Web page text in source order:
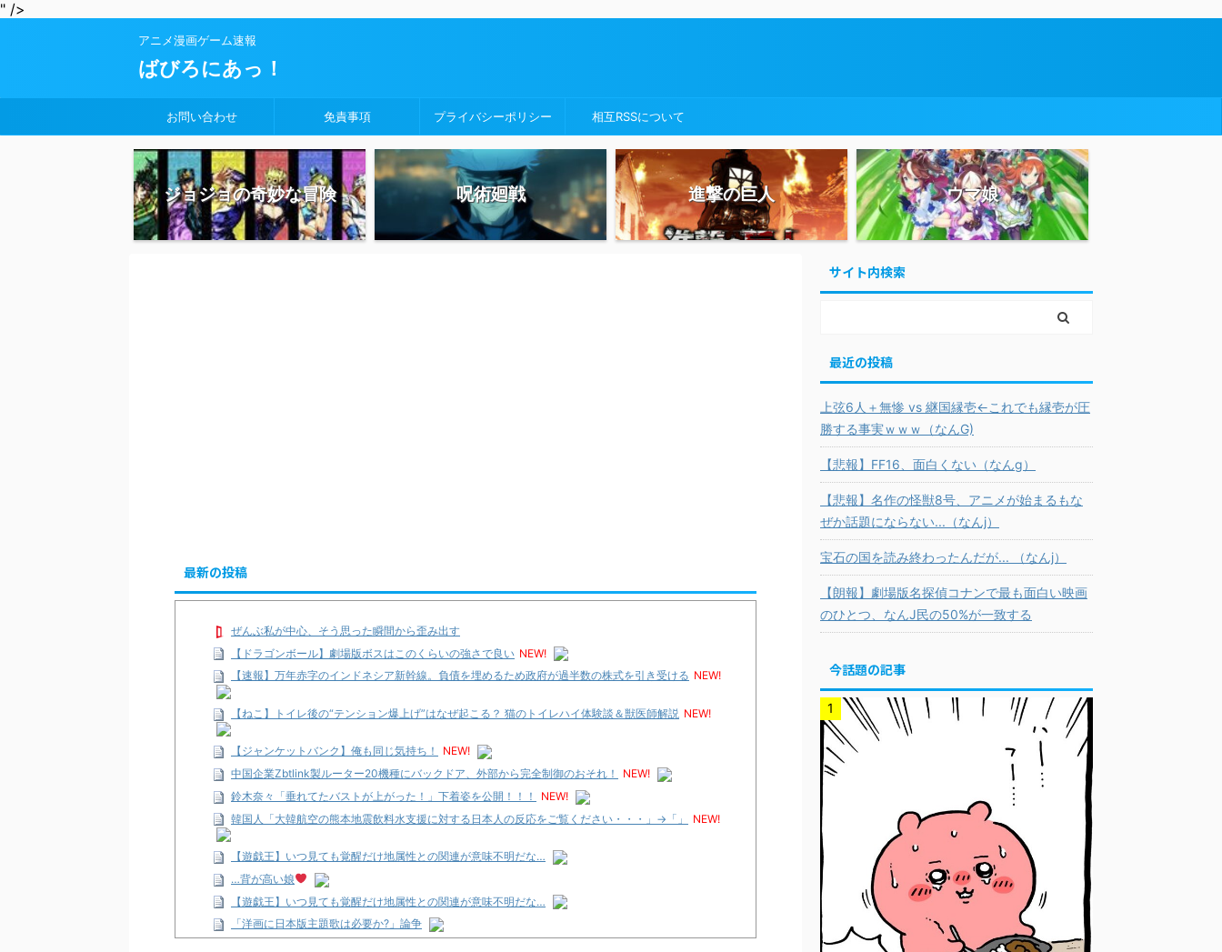
" />
アニメ漫画ゲーム速報
ばびろにあっ！
お問い合わせ 免責事項 プライバシーポリシー 相互RSSについて
ジョジョの奇妙な冒険 呪術廻戦 進撃の巨人 ウマ娘
最新の投稿
ぜんぶ私が中心、そう思った瞬間から歪み出す
【ドラゴンボール】劇場版ボスはこのくらいの強さで良い NEW!
【速報】万年赤字のインドネシア新幹線。負債を埋めるため政府が過半数の株式を引き受ける NEW!
【ねこ】トイレ後の“テンション爆上げ”はなぜ起こる？ 猫のトイレハイ体験談＆獣医師解説 NEW!
【ジャンケットバンク】俺も同じ気持ち！
NEW!
中国企業Zbtlink製ルーター20機種にバックドア、外部から完全制御のおそれ！
NEW!
鈴木奈々「垂れてたバストが上がった！」下着姿を公開！！！
NEW!
韓国人「大韓航空の熊本地震飲料水支援に対する日本人の反応をご覧ください・・・」→「」
NEW!
【遊戯王】いつ見ても覚醒だけ地属性との関連が意味不明だな…
…背が高い娘
【遊戯王】いつ見ても覚醒だけ地属性との関連が意味不明だな…
「洋画に日本版主題歌は必要か?」論争
サイト内検索
最近の投稿
上弦6人＋無惨 vs 継国縁壱←これでも縁壱が圧
勝する事実ｗｗｗ（なんG)
【悲報】FF16、面白くない（なんg）
【悲報】名作の怪獣8号、アニメが始まるもな
ぜか話題にならない...（なんj）
宝石の国を読み終わったんだが... （なんj）
【朗報】劇場版名探偵コナンで最も面白い映画
のひとつ、なんJ民の50%が一致する
今話題の記事